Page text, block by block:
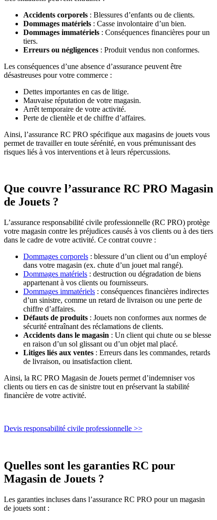
Accidents corporels : Blessures d’enfants ou de clients.
Dommages matériels : Casse involontaire d’un bien.
Dommages immatériels : Conséquences financières pour un
tiers.
Erreurs ou négligences : Produit vendus non conformes.
Les conséquences d’une absence d’assurance peuvent être
désastreuses pour votre commerce :
Dettes importantes en cas de litige.
Mauvaise réputation de votre magasin.
Arrêt temporaire de votre activité.
Perte de clientèle et de chiffre d’affaires.
Ainsi, l’assurance RC PRO spécifique aux magasins de jouets vous
permet de travailler en toute sérénité, en vous prémunissant des
risques liés à vos interventions et à leurs répercussions.
Que couvre l’assurance RC PRO Magasin
de Jouets ?
L’assurance responsabilité civile professionnelle (RC PRO) protège
votre magasin contre les préjudices causés à vos clients ou à des tiers
dans le cadre de votre activité. Ce contrat couvre :
Dommages corporels : blessure d’un client ou d’un employé
dans votre magasin (ex. chute d’un jouet mal rangé).
Dommages matériels : destruction ou dégradation de biens
appartenant à vos clients ou fournisseurs.
Dommages immatériels : conséquences financières indirectes
d’un sinistre, comme un retard de livraison ou une perte de
chiffre d’affaires.
Défauts de produits : Jouets non conformes aux normes de
sécurité entraînant des réclamations de clients.
Accidents dans le magasin : Un client qui chute ou se blesse
en raison d’un sol glissant ou d’un objet mal placé.
Litiges liés aux ventes : Erreurs dans les commandes, retards
de livraison, ou insatisfaction client.
Ainsi, la RC PRO Magasin de Jouets permet d’indemniser vos
clients ou tiers en cas de sinistre tout en préservant la stabilité
financière de votre activité.
Devis responsabilité civile professionnelle >>
Quelles sont les garanties RC pour
Magasin de Jouets ?
Les garanties incluses dans l’assurance RC PRO pour un magasin
de jouets sont :